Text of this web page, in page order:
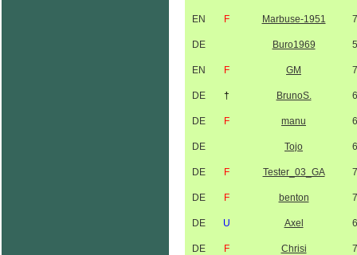
EN F Marbuse-1951
DE Buro1969
EN F GM
DE † BrunoS.
DE F manu
DE Tojo
DE F Tester_03_GA
DE F benton
DE U Axel
DE F Chrisi